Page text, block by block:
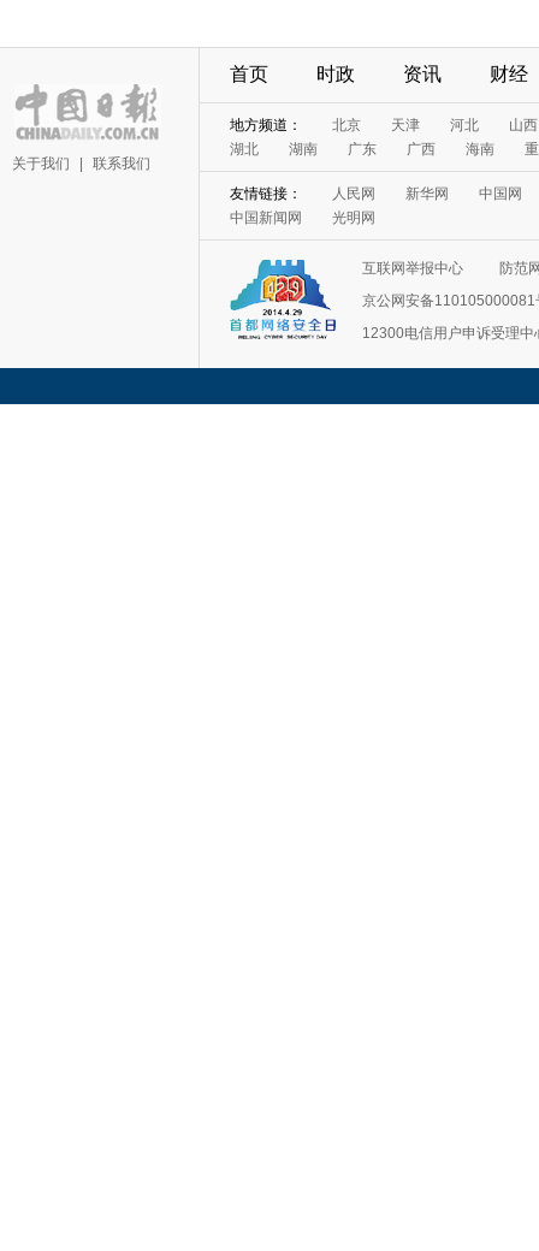
关于我们 联系我们
首页 时政 资讯 财经
地方频道： 北京 天津 河北
山西
湖北
湖南 广东 广西 海南
友情链接： 人民网 新华网
中国网
中国新闻网
光明网
互联网举报中心
防范
京公网安备110105000081
12300电信用户申诉受理中